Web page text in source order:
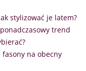
stylizować je latem?
trend
fasony na obecny